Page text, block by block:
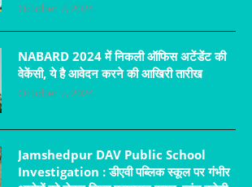
October 7, 2024
NABARD 2024 में निकली ऑफिस अटेंडेंट की
वेकेंसी, ये है आवेदन करने की आखिरी तारीख
October 2, 2024
Jamshedpur DAV Public School
Investigation : डीएवी पब्लिक स्कूल पर गंभीर